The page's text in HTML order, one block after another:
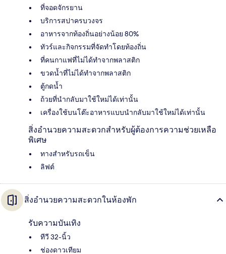
ที่จอดจักรยาน
บริการสปาครบวงจร
อาหารจากท้องถิ่นอย่างน้อย 80%
ทัวร์และกิจกรรมที่จัดทำโดยท้องถิ่น
ที่คนกาแฟที่ไม่ได้ทำจากพลาสติก
ขวดน้ำที่ไม่ได้ทำจากพลาสติก
ตู้กดน้ำ
ถ้วยที่นำกลับมาใช้ใหม่ได้เท่านั้น
เครื่องใช้บนโต๊ะอาหารแบบนำกลับมาใช้ใหม่ได้เท่านั้น
สิ่งอำนวยความสะดวกสำหรับผู้ต้องการความช่วยเหลือ
พิเศษ
ทางสำหรับรถเข็น
ลิฟต์
สิ่งอำนวยความสะดวกในห้องพัก
รับความบันเทิง
ทีวี 32-นิ้ว
ช่องดาวเทียม